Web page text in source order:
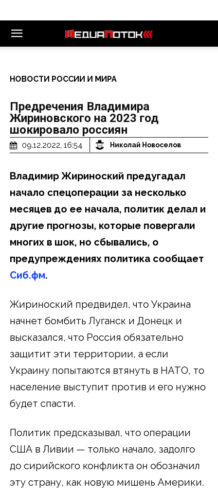
НОВОСТИ РОССИИ И МИРА
Предречения Владимира
Жириновского на 2023 год
шокировало россиян
09.12.2022, 16:54 Николай Новоселов
Владимир Жириноский предугадал
начало спецоперации за несколько
месяцев до ее начала, политик делал и
другие прогнозы, которые повергали
многих в шок, но сбывались, о
предупреждениях политика сообщает
Сиб.фм.
Жириноский предвидел, что Украина
начнет бомбить Луганск и Донецк и
высказался, что Россия обязательно
защитит эти территории, а если
Украину попытаются втянуть в НАТО, то
население выступит против и его нужно
будет спасти.
Политик предсказывал, что операции
США в Ливии — только начало, задолго
до сирийского конфликта он обозначил
эту страну, как новую мишень Америки.